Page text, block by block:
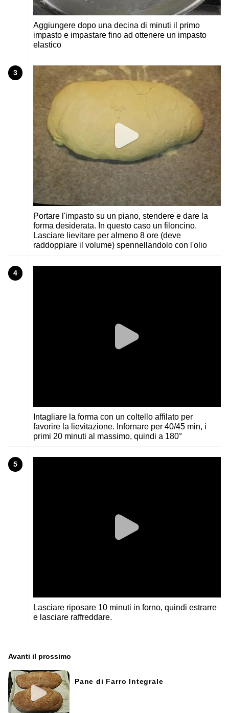
Aggiungere dopo una decina di minuti il primo
impasto e impastare fino ad ottenere un impasto
elastico
3
Portare l'impasto su un piano, stendere e dare la
forma desiderata. In questo caso un filoncino.
Lasciare lievitare per almeno 8 ore (deve
raddoppiare il volume) spennellandolo con l'olio
4
Intagliare la forma con un coltello affilato per
favorire la lievitazione. Infornare per 40/45 min, i
primi 20 minuti al massimo, quindi a 180°
5
Lasciare riposare 10 minuti in forno, quindi estrarre
e lasciare raffreddare.
Avanti il ​​prossimo
Pane di Farro Integrale